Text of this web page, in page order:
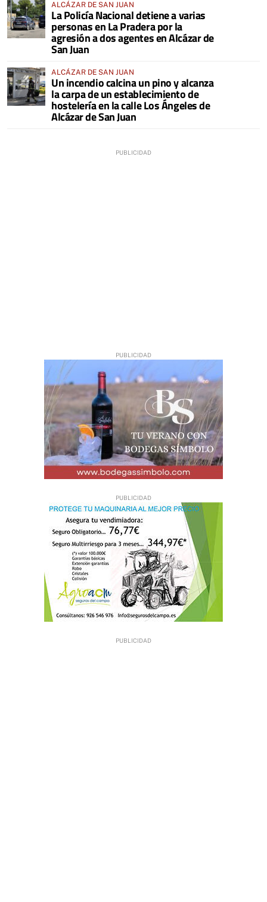
ALCÁZAR DE SAN JUAN
La Policía Nacional detiene a varias
personas en La Pradera por la
agresión a dos agentes en Alcázar de
San Juan
ALCÁZAR DE SAN JUAN
Un incendio calcina un pino y alcanza
la carpa de un establecimiento de
hostelería en la calle Los Ángeles de
Alcázar de San Juan